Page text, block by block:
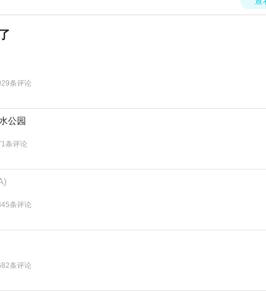
条评论
公园
条评论
条评论
条评论